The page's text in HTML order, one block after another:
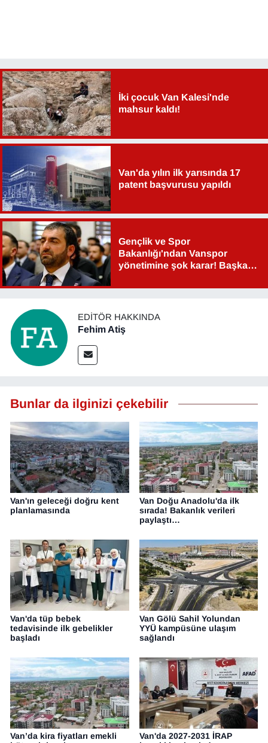
İki çocuk Van Kalesi'nde
mahsur kaldı!
Van'da yılın ilk yarısında 17
patent başvurusu yapıldı
Gençlik ve Spor
Bakanlığı'ndan Vanspor
yönetimine şok karar! Başkan
EDITÖR HAKKINDA
Fehim Atiş
Bunlar da ilginizi çekebilir
Van'ın geleceği doğru kent
planlamasında
Van Doğu Anadolu'da ilk
sırada! Bakanlık verileri
paylaştı…
Van'da tüp bebek
tedavisinde ilk gebelikler
başladı
Van Gölü Sahil Yolundan
YYÜ kampüsüne ulaşım
sağlandı
Van’da kira fiyatları emekli
Van'da 2027-2031 İRAP